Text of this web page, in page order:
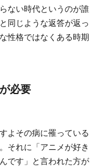
ない時代というのが誰
同じような返答が返っ
性格ではなくある時期
必要
よその病に罹っている
それに「アニメが好き
です」と言われた方が